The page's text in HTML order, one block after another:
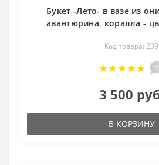
Букет -Лето- в вазе из
авантюрина, коралла -
Код товара: 239
1
3 500
В КОРЗИНУ